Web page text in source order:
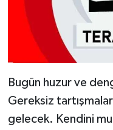
Bugün huzur ve
Gereksiz
gelecek. Kendini